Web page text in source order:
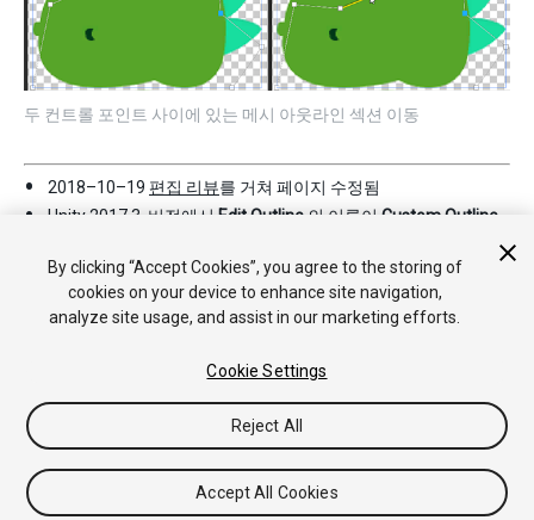
두 컨트롤 포인트 사이에 있는 메시 아웃라인 섹션 이동
2018–10–19 편집 리뷰를 거쳐 페이지 수정됨
Unity 2017.3. 버전에서 Edit Outline 의 이름이 Custom Outline
Copyright © 2018 Unity Technologies. Publication 2018.2
보
쿠키
내 개인정보 판매 금지
Your Privacy Choices (Cookie Settings)
By clicking “Accept Cookies”, you agree to the storing of
cookies on your device to enhance site navigation,
analyze site usage, and assist in our marketing efforts.
Cookie Settings
Reject All
Accept All Cookies